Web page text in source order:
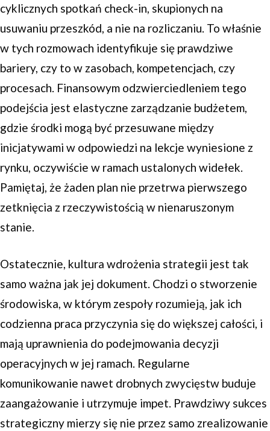
cyklicznych spotkań check-in, skupionych na
usuwaniu przeszkód, a nie na rozliczaniu. To właśnie
w tych rozmowach identyfikuje się prawdziwe
bariery, czy to w zasobach, kompetencjach, czy
procesach. Finansowym odzwierciedleniem tego
podejścia jest elastyczne zarządzanie budżetem,
gdzie środki mogą być przesuwane między
inicjatywami w odpowiedzi na lekcje wyniesione z
rynku, oczywiście w ramach ustalonych widełek.
Pamiętaj, że żaden plan nie przetrwa pierwszego
zetknięcia z rzeczywistością w nienaruszonym
stanie.
Ostatecznie, kultura wdrożenia strategii jest tak
samo ważna jak jej dokument. Chodzi o stworzenie
środowiska, w którym zespoły rozumieją, jak ich
codzienna praca przyczynia się do większej całości, i
mają uprawnienia do podejmowania decyzji
operacyjnych w jej ramach. Regularne
komunikowanie nawet drobnych zwycięstw buduje
zaangażowanie i utrzymuje impet. Prawdziwy sukces
strategiczny mierzy się nie przez samo zrealizowanie